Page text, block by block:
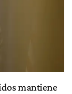
mantiene